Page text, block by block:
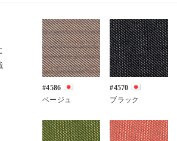
#4586
ベージュ
#4570
ブラック